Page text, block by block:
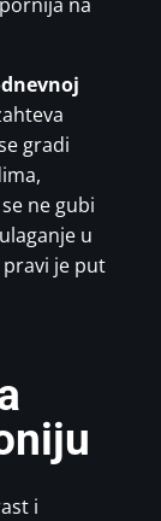
gradi
ne gubi
u
je put
i